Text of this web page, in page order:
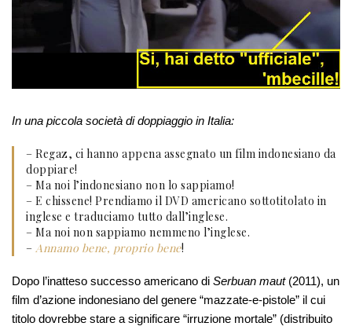
In una piccola società di doppiaggio in Italia:
– Regaz, ci hanno appena assegnato un film indonesiano da
doppiare!
– Ma noi l’indonesiano non lo sappiamo!
– E chissene! Prendiamo il DVD americano sottotitolato in
inglese e traduciamo tutto dall’inglese.
– Ma noi non sappiamo nemmeno l’inglese.
– Annamo bene, proprio bene!
Dopo l’inatteso successo americano di Serbuan maut (2011), un
film d’azione indonesiano del genere “mazzate-e-pistole” il cui
titolo dovrebbe stare a significare “irruzione mortale” (distribuito